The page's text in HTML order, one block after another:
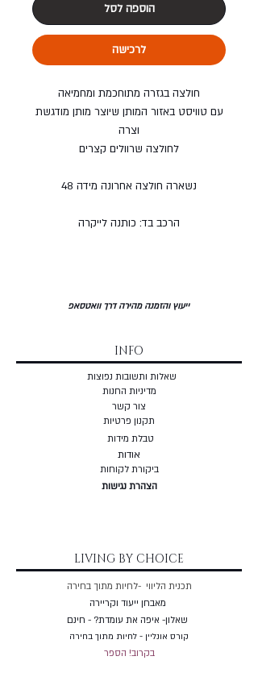
הוספה לסל
לרכישה
חולצה בגזרה מתוחכמת ומחמיאה
עם טוויסט באזור המותן שיוצר מותן מודגשת
וצרה
לחולצה שרוולים קצרים
נשארה חולצה אחרונה מידה 48
הרכב בד: כותנה לייקרה
ייעוץ והזמנה מהירה דרך וואטסאפ
INFO
שאלות ותשובות נפוצות
מדיניות החנות
צור קשר
תקנון פרטיות
טבלת מידות
אודות
ביקורת לקוחות
הצהרת נגישות
LIVING BY CHOICE
תכנית הליווי -לחיות מתוך בחירה
מאבחן ייעוד וקריירה
שאלון- איפה את עומדת? - חינם
קורס אונליין - לחיות מתוך בחירה
בקרוב! הספר